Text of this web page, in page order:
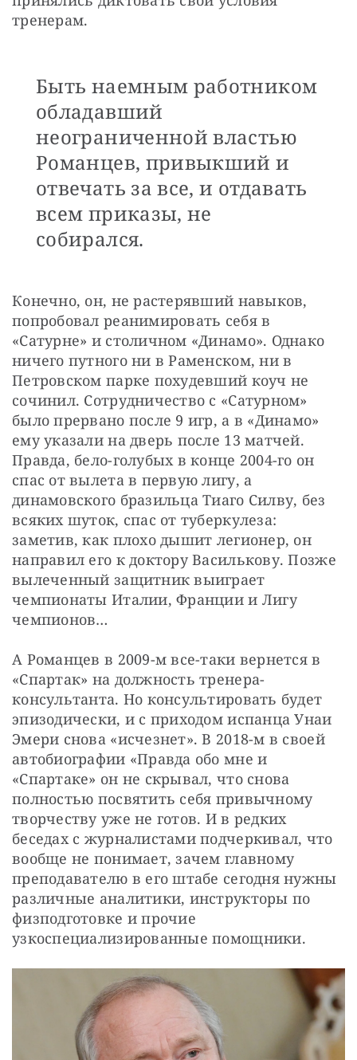
тренерам.
Быть наемным работником
обладавший
неограниченной властью
Романцев, привыкший и
отвечать за все, и отдавать
всем приказы, не
собирался.
Конечно, он, не растерявший навыков,
попробовал реанимировать себя в
«Сатурне» и столичном «Динамо». Однако
ничего путного ни в Раменском, ни в
Петровском парке похудевший коуч не
сочинил. Сотрудничество с «Сатурном»
было прервано после 9 игр, а в «Динамо»
ему указали на дверь после 13 матчей.
Правда, бело-голубых в конце 2004-го он
спас от вылета в первую лигу, а
динамовского бразильца Тиаго Силву, без
всяких шуток, спас от туберкулеза:
заметив, как плохо дышит легионер, он
направил его к доктору Василькову. Позже
вылеченный защитник выиграет
чемпионаты Италии, Франции и Лигу
чемпионов…
А Романцев в 2009-м все-таки вернется в
«Спартак» на должность тренера-
консультанта. Но консультировать будет
эпизодически, и с приходом испанца Унаи
Эмери снова «исчезнет». В 2018-м в своей
автобиографии «Правда обо мне и
«Спартаке» он не скрывал, что снова
полностью посвятить себя привычному
творчеству уже не готов. И в редких
беседах с журналистами подчеркивал, что
вообще не понимает, зачем главному
преподавателю в его штабе сегодня нужны
различные аналитики, инструкторы по
физподготовке и прочие
узкоспециализированные помощники.